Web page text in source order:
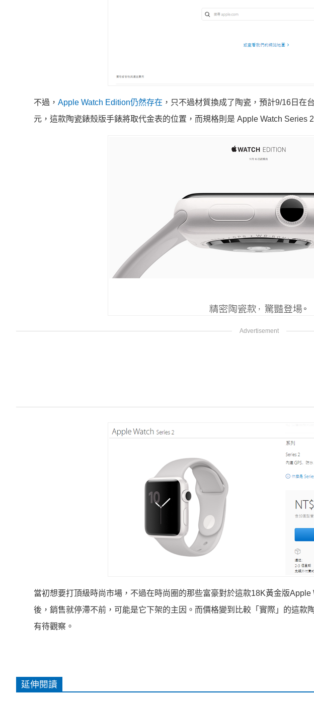
不過， Apple Watch Edition仍然存在 ，只不過材質換成了陶瓷，預計9/16日在
元，這款陶瓷錶殼版手錶將取代金表的位置，而規格則是 Apple Watch Series
當初想要打頂級時尚市場，不過在時尚圈的那些富豪對於這款18K黃金版
後，銷售就停滯不前，可能是它下架的主因。而價格變到比較「實際」的這款
有待觀察。
延伸閱讀